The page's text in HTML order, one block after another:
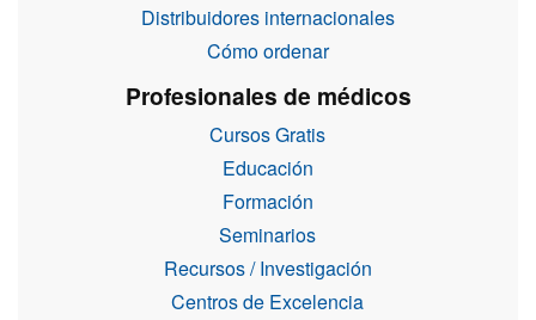
Distribuidores internacionales
Cómo ordenar
Profesionales de médicos
Cursos Gratis
Educación
Formación
Seminarios
Recursos / Investigación
Centros de Excelencia